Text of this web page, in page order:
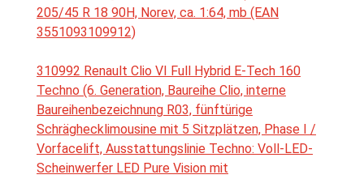
205/45 R 18 90H, Norev, ca. 1:64, mb (EAN
3551093109912)
310992 Renault Clio VI Full Hybrid E-Tech 160
Techno (6. Generation, Baureihe Clio, interne
Baureihenbezeichnung R03, fünftürige
Schräghecklimousine mit 5 Sitzplätzen, Phase I /
Vorfacelift, Ausstattungslinie Techno: Voll-LED-
Scheinwerfer LED Pure Vision mit